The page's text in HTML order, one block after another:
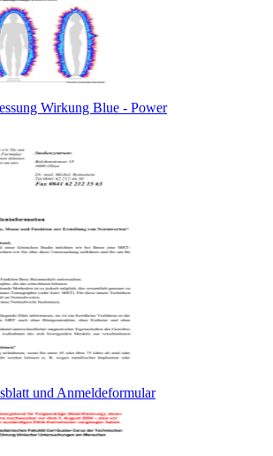
Wirkung Blue - Power
und Anmeldeformular